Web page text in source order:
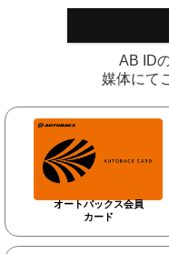
AB ID
媒体にて
オートバックス会員
カード